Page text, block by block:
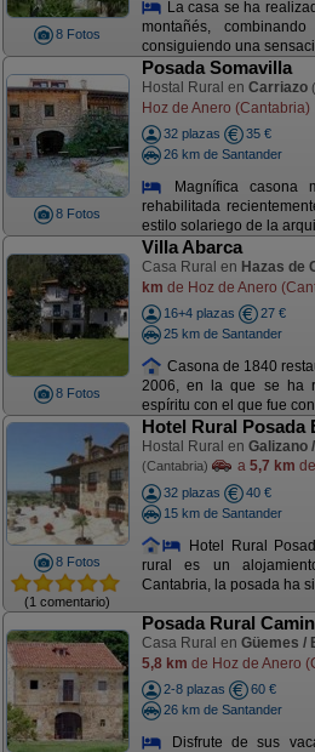
8 Fotos
La casa se ha
montañés,
consiguiendo una
8 Fotos
Posada Somavilla
Hostal Rural en Carriazo
Hoz de Anero (Cantabria)
32 plazas
35 €
26 km de Santander
Magnífica casona
rehabilitada
estilo solariego de la
8 Fotos
Villa Abarca
Casa Rural en Hazas de
km de Hoz de Anero
16+4 plazas
27 €
25 km de Santander
Casona de 1840
2006, en la que se ha
espíritu con el que fue
8 Fotos
(1 comentario)
Hotel Rural Posada
Hostal Rural en Galizano
(Cantabria) a 5,7 km
32 plazas
40 €
15 km de Santander
Hotel Rural
rural es un
Cantabria, la posada ha
Posada Rural
Casa Rural en Güemes /
5,8 km de Hoz de Anero
2-8 plazas
60 €
26 km de Santander
Disfrute de sus